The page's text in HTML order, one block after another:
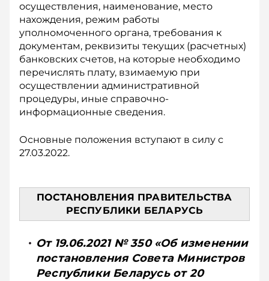
осуществления, наименование, место
нахождения, режим работы
уполномоченного органа, требования к
документам, реквизиты текущих (расчетных)
банковских счетов, на которые необходимо
перечислять плату, взимаемую при
осуществлении административной
процедуры, иные справочно-
информационные сведения.
Основные положения вступают в силу с
27.03.2022.
ПОСТАНОВЛЕНИЯ ПРАВИТЕЛЬСТВА
РЕСПУБЛИКИ БЕЛАРУСЬ
От 19.06.2021 № 350 «Об изменении
постановления Совета Министров
Республики Беларусь от 20